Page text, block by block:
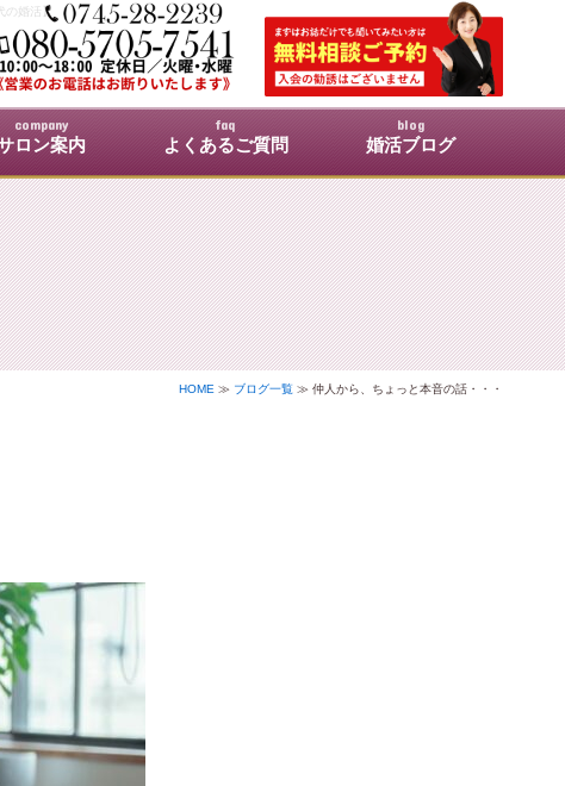
の婚活】
company
ロン案内
faq
よくあるご質問
blog
婚活ブログ
HOME ≫ ブログ一覧 ≫ 仲人から、ちょっと本音の話・・・